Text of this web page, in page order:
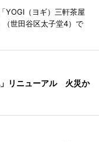
YOGI（ヨギ）三軒茶屋
世田谷区太子堂4）で
リニューアル 火災か